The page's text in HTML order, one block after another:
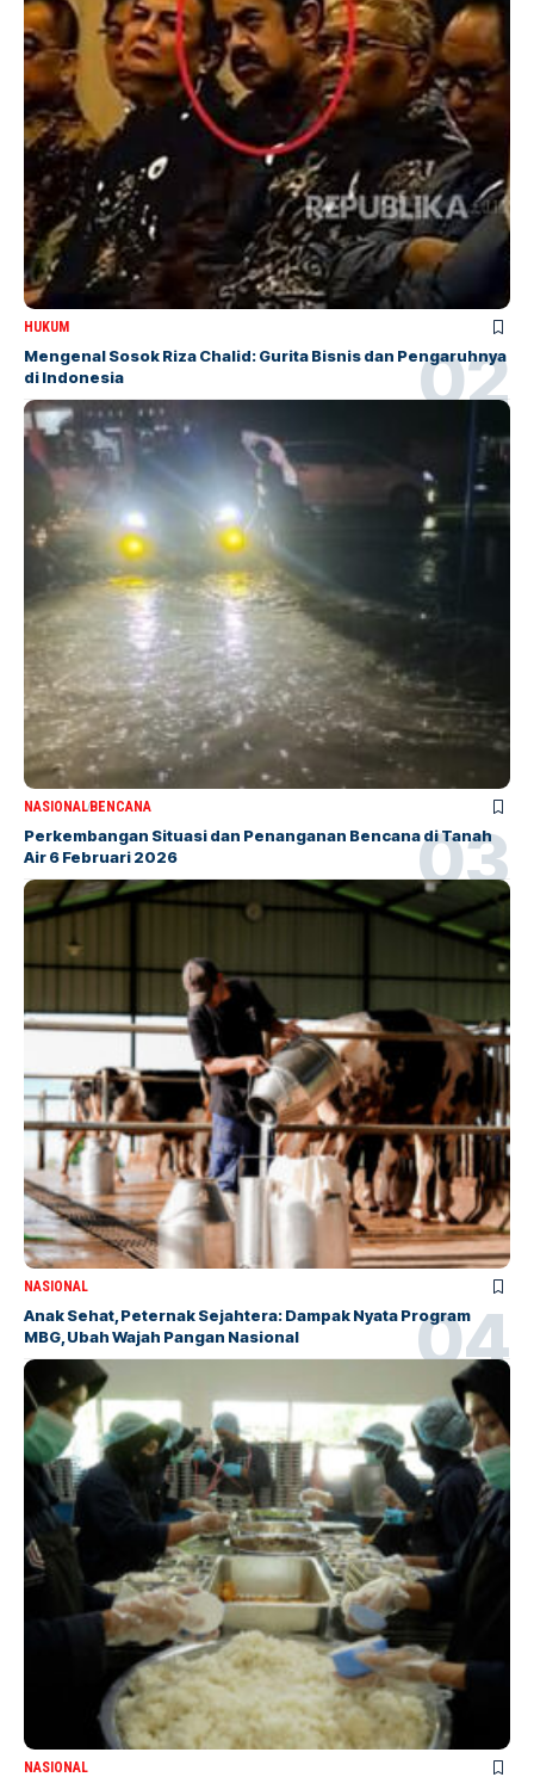
HUKUM
Mengenal Sosok Riza Chalid: Gurita Bisnis dan Pengaruhnya
di Indonesia
NASIONALBENCANA
Perkembangan Situasi dan Penanganan Bencana di Tanah
Air 6 Februari 2026
NASIONAL
Anak Sehat, Peternak Sejahtera: Dampak Nyata Program
MBG, Ubah Wajah Pangan Nasional
NASIONAL